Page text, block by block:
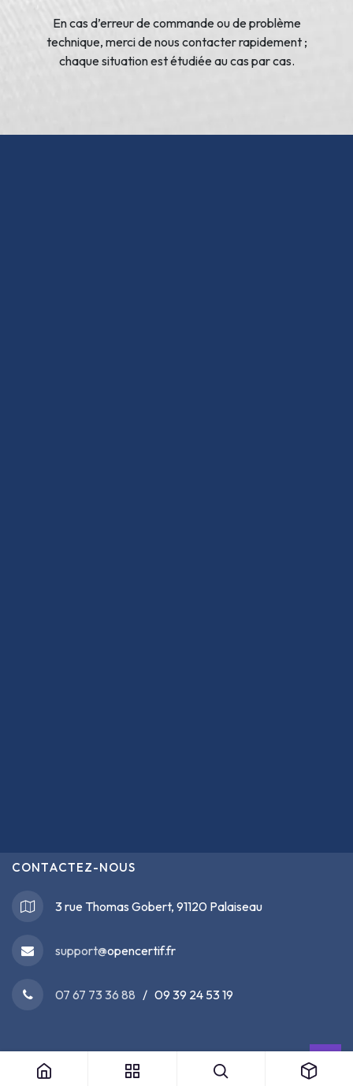
En cas d’erreur de commande ou de problème
technique, merci de nous contacter rapidement ;
chaque situation est étudiée au cas par cas.
CONTACTEZ-NOUS
3 rue Thomas Gobert, 91120 Palaiseau
support@opencertif.fr
07 67 73 36 88 / 09 39 24 53 19